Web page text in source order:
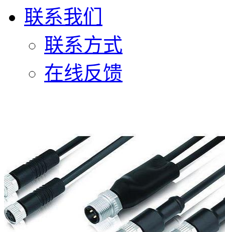
联系我们
联系方式
在线反馈